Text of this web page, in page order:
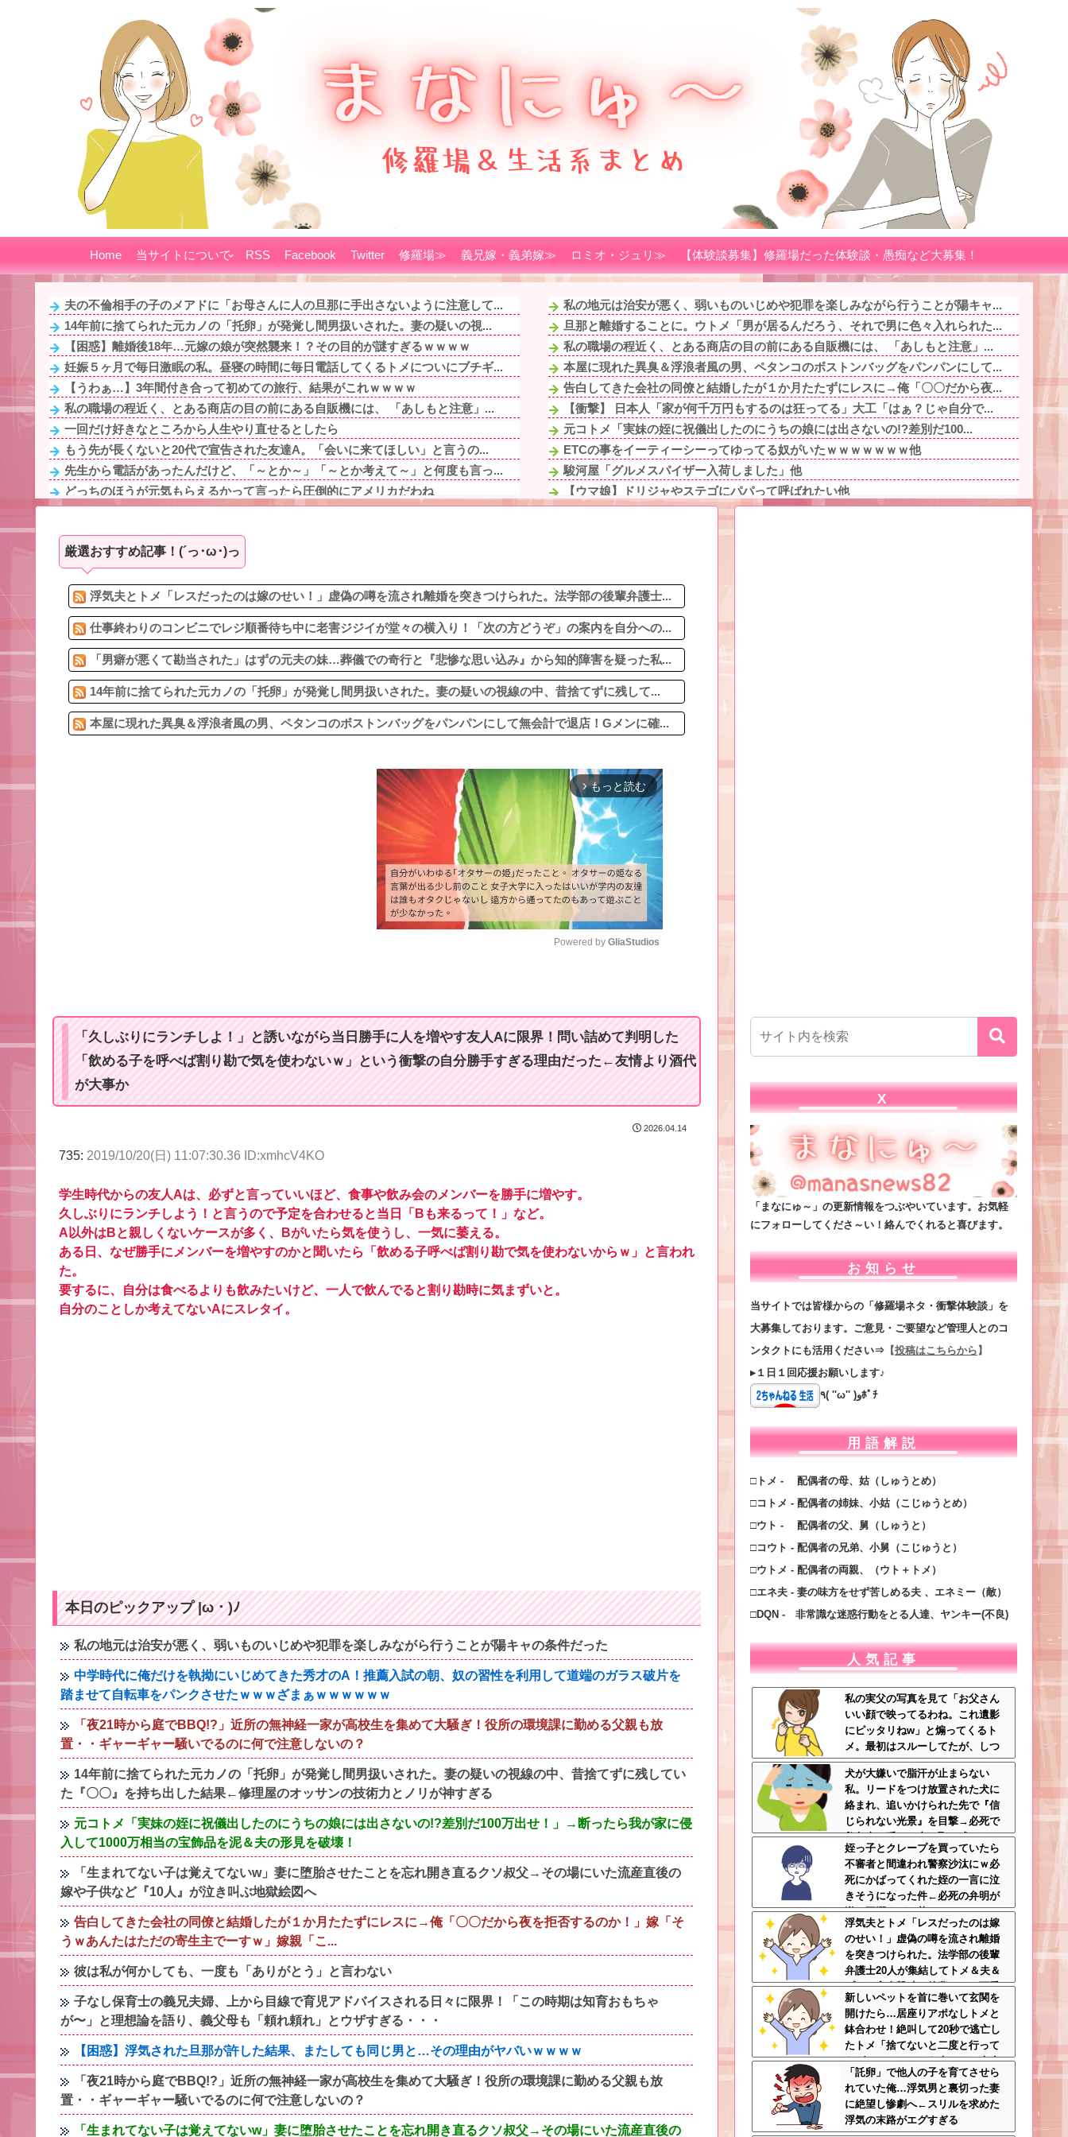
Home 当サイトについて RSS Facebook Twitter 修羅場≫ 義兄嫁・義弟嫁≫ ロミオ・ジュリ≫ 【体験談募集】修羅場だった体験談・愚痴など大募集！
夫の不倫相手の子のメアドに「お母さんに人の旦那に手出さないように注意して...
14年前に捨てられた元カノの「托卵」が発覚し間男扱いされた。妻の疑いの視...
【困惑】離婚後18年…元嫁の娘が突然襲来！？その目的が謎すぎるｗｗｗｗ
妊娠５ヶ月で毎日激眠の私。昼寝の時間に毎日電話してくるトメについにブチギ...
【うわぁ…】3年間付き合って初めての旅行、結果がこれｗｗｗｗ
私の職場の程近く、とある商店の目の前にある自販機には、 「あしもと注意」...
一回だけ好きなところから人生やり直せるとしたら
もう先が長くないと20代で宣告された友達A。「会いに来てほしい」と言うの...
先生から電話があったんだけど、「～とか～」「～とか考えて～」と何度も言っ...
どっちのほうが元気もらえるかって言ったら圧倒的にアメリカだわね
5/5【回る有責カウンター】嫁が離婚届を置いて失踪。浮気がバレたかと思っ...
Aママ「そのブランド服ちょうだい！」私「お断りします」→母親に報告したら...
二言目には「俺が養ってやってる」と言うモラハラ旦那がステージ２の癌になっ...
1、2年生の間で欠席者が多数出ているのに閉鎖しなかったせいで私立高一般入...
私の地元は治安が悪く、弱いものいじめや犯罪を楽しみながら行うことが陽キャ...
旦那と離婚することに。ウトメ「男が居るんだろう、それで男に色々入れられた...
私の職場の程近く、とある商店の目の前にある自販機には、 「あしもと注意」...
本屋に現れた異臭＆浮浪者風の男、ペタンコのボストンバッグをパンパンにして...
告白してきた会社の同僚と結婚したが１か月たたずにレスに→俺「〇〇だから夜...
【衝撃】 日本人「家が何千万円もするのは狂ってる」大工「はぁ？じゃ自分で...
元コトメ「実妹の姪に祝儀出したのにうちの娘には出さないの!?差別だ100...
ETCの事をイーティーシーってゆってる奴がいたｗｗｗｗｗｗｗ他
駿河屋「グルメスパイザー入荷しました」他
【ウマ娘】ドリジャやステゴにパパって呼ばれたい他
【画像】東京のライオンさん、溶けるｗｗｗｗｗｗｗｗｗｗｗｗｗｗｗｗｗｗｗ...
Aママ「そのブランド服ちょうだい！」私「お断りします」→母親に報告したら...
厳選おすすめ記事！(´っ･ω･)っ
浮気夫とトメ「レスだったのは嫁のせい！」虚偽の噂を流され離婚を突きつけられた。法学部の後輩弁護士...
仕事終わりのコンビニでレジ順番待ち中に老害ジジイが堂々の横入り！「次の方どうぞ」の案内を自分への...
「男癖が悪くて勘当された」はずの元夫の妹…葬儀での奇行と『悲惨な思い込み』から知的障害を疑った私...
14年前に捨てられた元カノの「托卵」が発覚し間男扱いされた。妻の疑いの視線の中、昔捨てずに残して...
本屋に現れた異臭＆浮浪者風の男、ペタンコのボストンバッグをパンパンにして無会計で退店！Gメンに確...
arrow_forward_ios もっと読む
t
Powered by GliaStudios
「久しぶりにランチしよ！」と誘いながら当日勝手に人を増やす友人Aに限界！問い詰めて判明した
「飲める子を呼べば割り勘で気を使わないｗ」という衝撃の自分勝手すぎる理由だった←友情より酒代
が大事か
2026.04.14
735: 2019/10/20(日) 11:07:30.36 ID:xmhcV4KO
学生時代からの友人Aは、必ずと言っていいほど、食事や飲み会のメンバーを勝手に増やす。
久しぶりにランチしよう！と言うので予定を合わせると当日「Bも来るって！」など。
A以外はBと親しくないケースが多く、Bがいたら気を使うし、一気に萎える。
ある日、なぜ勝手にメンバーを増やすのかと聞いたら「飲める子呼べば割り勘で気を使わないからｗ」と言われ
た。
要するに、自分は食べるよりも飲みたいけど、一人で飲んでると割り勘時に気まずいと。
自分のことしか考えてないAにスレタイ。
本日のピックアップ |ω・)ﾉ
私の地元は治安が悪く、弱いものいじめや犯罪を楽しみながら行うことが陽キャの条件だった
中学時代に俺だけを執拗にいじめてきた秀才のA！推薦入試の朝、奴の習性を利用して道端のガラス破片を
踏ませて自転車をパンクさせたｗｗｗざまぁｗｗｗｗｗｗ
「夜21時から庭でBBQ!?」近所の無神経一家が高校生を集めて大騒ぎ！役所の環境課に勤める父親も放
置・・ギャーギャー騒いでるのに何で注意しないの？
14年前に捨てられた元カノの「托卵」が発覚し間男扱いされた。妻の疑いの視線の中、昔捨てずに残してい
た『〇〇』を持ち出した結果←修理屋のオッサンの技術力とノリが神すぎる
元コトメ「実妹の姪に祝儀出したのにうちの娘には出さないの!?差別だ100万出せ！」→断ったら我が家に侵
入して1000万相当の宝飾品を泥＆夫の形見を破壊！
「生まれてない子は覚えてないw」妻に堕胎させたことを忘れ開き直るクソ叔父→その場にいた流産直後の
嫁や子供など『10人』が泣き叫ぶ地獄絵図へ
告白してきた会社の同僚と結婚したが１か月たたずにレスに→俺「〇〇だから夜を拒否するのか！」嫁「そ
うｗあんたはただの寄生主でーすｗ」嫁親「こ...
彼は私が何かしても、一度も「ありがとう」と言わない
子なし保育士の義兄夫婦、上から目線で育児アドバイスされる日々に限界！「この時期は知育おもちゃ
が〜」と理想論を語り、義父母も「頼れ頼れ」とウザすぎる・・・
【困惑】浮気された旦那が許した結果、またしても同じ男と…その理由がヤバいｗｗｗｗ
「夜21時から庭でBBQ!?」近所の無神経一家が高校生を集めて大騒ぎ！役所の環境課に勤める父親も放
置・・ギャーギャー騒いでるのに何で注意しないの？
「生まれてない子は覚えてないw」妻に堕胎させたことを忘れ開き直るクソ叔父→その場にいた流産直後の
X
「まなにゅ～」の更新情報をつぶやいています。お気軽
にフォローしてくださ～い！絡んでくれると喜びます。
お知らせ
当サイトでは皆様からの「修羅場ネタ・衝撃体験談」を
大募集しております。ご意見・ご要望など管理人とのコ
ンタクトにも活用ください⇒ 【投稿はこちらから 】
▸１日１回応援お願いします♪
٩( ''ω'' )وﾎﾟﾁ
用語解説
□トメ - 配偶者の母、姑（しゅうとめ）
□コトメ - 配偶者の姉妹、小姑（こじゅうとめ）
□ウト - 配偶者の父、舅（しゅうと）
□コウト - 配偶者の兄弟、小舅（こじゅうと）
□ウトメ - 配偶者の両親、（ウト＋トメ）
□エネ夫 - 妻の味方をせず苦しめる夫 、エネミー（敵）
□DQN - 非常識な迷惑行動をとる人達、ヤンキー(不良)
人気記事
私の実父の写真を見て「お父さん
いい顔で映ってるわね。これ遺影
にピッタリねw」と煽ってくるト
メ。最初はスルーしてたが、しつ
こいのでスマホのカメラをトメに
向けて同じ手で反撃したったｗｗ
ｗ
犬が大嫌いで脂汗が止まらない
私。リードをつけ放置された犬に
絡まれ、追いかけられた先で『信
じられない光景』を目撃→必死で
救急車を呼ぶも犬と取り残され
て・・・
姪っ子とクレープを買っていたら
不審者と間違われ警察沙汰にｗ必
死にかばってくれた姪の一言に泣
きそうになった件←必死の弁明が
逆に不憫すぎて草
浮気夫とトメ「レスだったのは嫁
のせい！」虚偽の噂を流され離婚
を突きつけられた。法学部の後輩
弁護士20人が集結してトメ＆夫＆
プリを完全撃破←後輩たちを可愛
がっていた恩が最高形で返ってき
た
新しいペットを首に巻いて玄関を
開けたら…居座りアポなしトメと
鉢合わせ！絶叫して20秒で逃亡し
たトメ「捨てないと二度と行って
あげない！」←もう来なくて大丈
夫ですｗ
「託卵」で他人の子を育てさせら
れていた俺…浮気男と裏切った妻
に絶望し惨劇へ←スリルを求めた
浮気の末路がエグすぎる